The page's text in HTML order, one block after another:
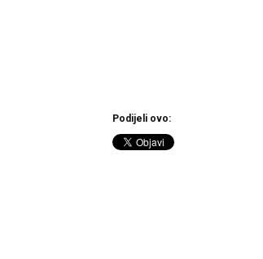
Podijeli ovo: